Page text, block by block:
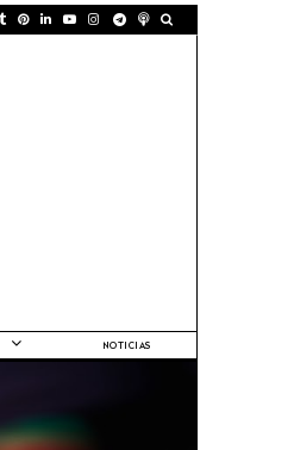
NOTICIAS